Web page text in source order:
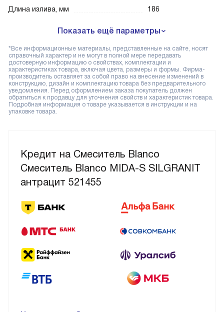
Кредит на Смеситель Blanco
Смеситель Blanco MIDA-S SILGRANIT
антрацит 521455
Длина излива, мм
186
Показать ещё параметры
*Все информационные материалы, представленные на сайте, носят
справочный характер и не могут в полной мере передавать
достоверную информацию о свойствах, комплектации и
характеристиках товара, включая цвета, размеры и формы. Фирма-
производитель оставляет за собой право на внесение изменений в
конструкцию, дизайн и комплектацию товара без предварительного
уведомления. Перед оформлением заказа покупатель должен
обратиться к продавцу для уточнения свойств и характеристик товара.
Подробная информация о товаре указывается в инструкции и на
упаковке товара.